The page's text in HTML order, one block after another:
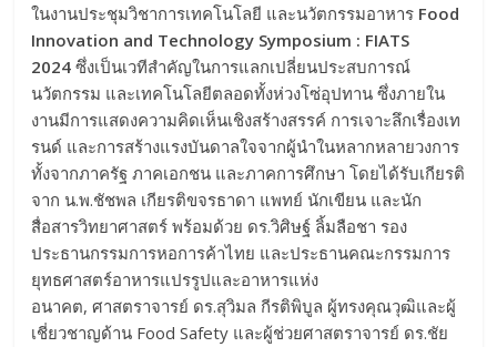
ในงานประชุมวิชาการเทคโนโลยี และนวัตกรรมอาหาร Food
Innovation and Technology Symposium : FIATS
2024 ซึ่งเป็นเวทีสำคัญในการแลกเปลี่ยนประสบการณ์
นวัตกรรม และเทคโนโลยีตลอดทั้งห่วงโซ่อุปทาน ซึ่งภายใน
งานมีการแสดงความคิดเห็นเชิงสร้างสรรค์ การเจาะลึกเรื่องเท
รนด์ และการสร้างแรงบันดาลใจจากผู้นำในหลากหลายวงการ
ทั้งจากภาครัฐ ภาคเอกชน และภาคการศึกษา โดยได้รับเกียรติ
จาก น.พ.ชัชพล เกียรติขจรธาดา แพทย์ นักเขียน และนัก
สื่อสารวิทยาศาสตร์ พร้อมด้วย ดร.วิศิษฐ์ ลิ้มลือชา รอง
ประธานกรรมการหอการค้าไทย และประธานคณะกรรมการ
ยุทธศาสตร์อาหารแปรรูปและอาหารแห่ง
อนาคต, ศาสตราจารย์ ดร.สุวิมล กีรติพิบูล ผู้ทรงคุณวุฒิและผู้
เชี่ยวชาญด้าน Food Safety และผู้ช่วยศาสตราจารย์ ดร.ชัย